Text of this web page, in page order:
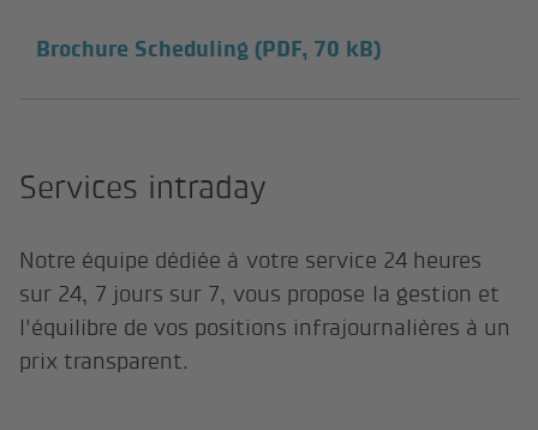
Brochure Scheduling (PDF, 70 kB)
Services intraday
Notre équipe dédiée à votre service 24 heures
sur 24, 7 jours sur 7, vous propose la gestion et
l'équilibre de vos positions infrajournalières à un
prix transparent.